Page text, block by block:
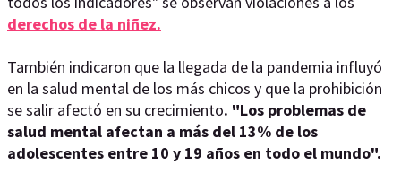
derechos de la niñez.
También indicaron que la llegada de la pandemia influyó
en la salud mental de los más chicos y que la prohibición
se salir afectó en su crecimiento. "Los problemas de
salud mental afectan a más del 13% de los
adolescentes entre 10 y 19 años en todo el mundo".